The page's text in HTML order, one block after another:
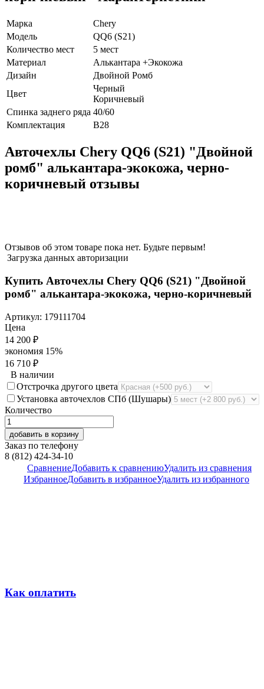
Марка
Chery
Модель
QQ6 (S21)
Количество мест
5 мест
Материал
Алькантара +Экокожа
Дизайн
Двойной Ромб
Цвет
Черный
Коричневый
Спинка заднего ряда 40/60
Комплектация
В28
Авточехлы Chery QQ6 (S21) "Двойной
ромб" алькантара-экокожа, черно-
коричневый отзывы
Отзывов об этом товаре пока нет. Будьте первым!
Загрузка данных авторизации
Купить Авточехлы Chery QQ6 (S21) "Двойной
ромб" алькантара-экокожа, черно-коричневый
Артикул: 179111704
Цена
14 200 ₽
экономия 15%
16 710 ₽
В наличии
Отстрочка другого цвета
Установка авточехлов СПб (Шушары)
Количество
добавить в корзину
Заказ по телефону
8 (812) 424-34-10
СравнениеДобавить к сравнениюУдалить из сравнения
ИзбранноеДобавить в избранноеУдалить из избранного
Как оплатить